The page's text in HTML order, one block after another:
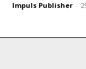
Impuls Publisher -